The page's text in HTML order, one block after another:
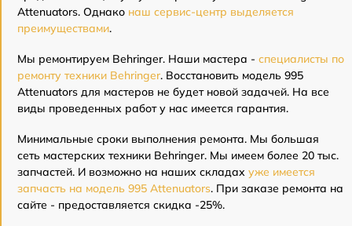
Attenuators. Однако наш сервис-центр выделяется
преимуществами.
Мы ремонтируем Behringer. Наши мастера - специалисты по
ремонту техники Behringer. Восстановить модель 995
Attenuators для мастеров не будет новой задачей. На все
виды проведенных работ у нас имеется гарантия.
Минимальные сроки выполнения ремонта. Мы большая
сеть мастерских техники Behringer. Мы имеем более 20 тыс.
запчастей. И возможно на наших складах уже имеется
запчасть на модель 995 Attenuators. При заказе ремонта на
сайте - предоставляется скидка -25%.